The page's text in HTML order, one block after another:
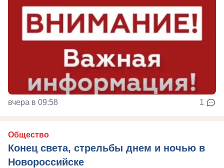
вчера в 09:58 1
Общество
Конец света, стрельбы днем и ночью в
Новороссийске